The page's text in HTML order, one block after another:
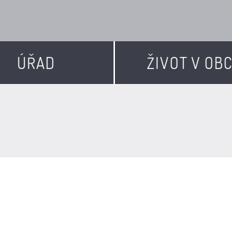
ÚŘAD ŽIVOT V